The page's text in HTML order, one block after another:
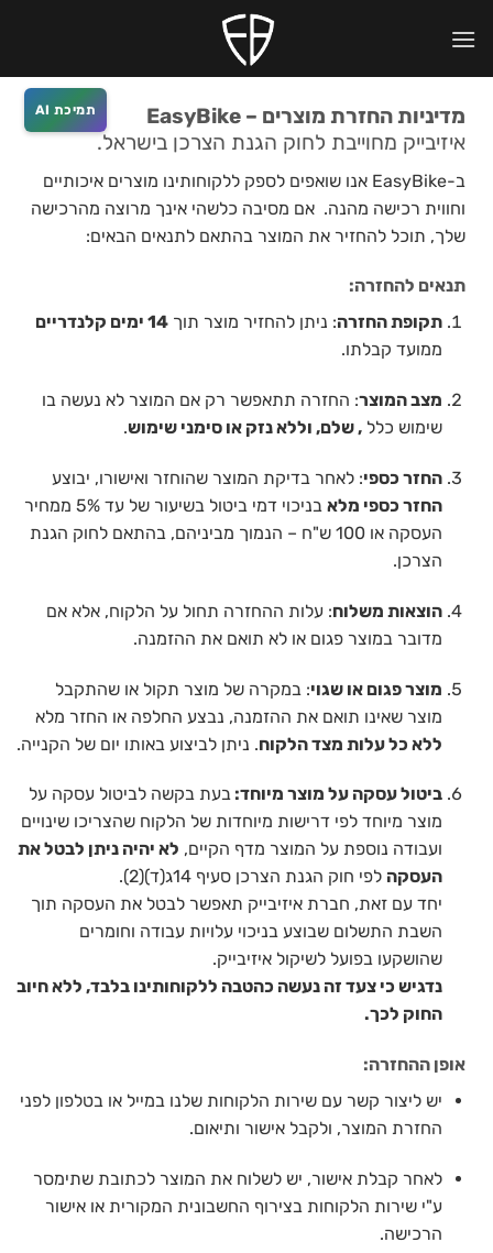
מדיניות החזרת מוצרים – EasyBike
איזיבייק מחוייבת לחוק הגנת הצרכן בישראל.
ב-EasyBike אנו שואפים לספק ללקוחותינו מוצרים איכותיים
וחווית רכישה מהנה. אם מסיבה כלשהי אינך מרוצה מהרכישה
שלך, תוכל להחזיר את המוצר בהתאם לתנאים הבאים:
תנאים להחזרה:
תקופת החזרה: ניתן להחזיר מוצר תוך 14 ימים קלנדריים
ממועד קבלתו.
מצב המוצר: החזרה תתאפשר רק אם המוצר לא נעשה בו
שימוש כלל , שלם, וללא נזק או סימני שימוש.
החזר כספי: לאחר בדיקת המוצר שהוחזר ואישורו, יבוצע
החזר כספי מלא
בניכוי דמי ביטול בשיעור של עד 5% ממחיר
העסקה או 100 ש"ח – הנמוך מביניהם, בהתאם לחוק הגנת
הצרכן.
הוצאות משלוח: עלות ההחזרה תחול על הלקוח, אלא אם
מדובר במוצר פגום או לא תואם את ההזמנה.
מוצר פגום או שגוי: במקרה של מוצר תקול או שהתקבל
מוצר שאינו תואם את ההזמנה, נבצע החלפה או החזר מלא
ללא כל עלות מצד הלקוח. ניתן לביצוע באותו יום של הקנייה.
ביטול עסקה על מוצר מיוחד: בעת בקשה לביטול עסקה על
מוצר מיוחד לפי דרישות מיוחדות של הלקוח שהצריכו שינויים
ועבודה נוספת על המוצר מדף הקיים, לא יהיה ניתן לבטל את
העסקה לפי חוק הגנת הצרכן סעיף 14ג(ד)(2).
יחד עם זאת, חברת איזיבייק תאפשר לבטל את העסקה תוך
השבת התשלום שבוצע בניכוי עלויות עבודה וחומרים
שהושקעו בפועל לשיקול איזיבייק.
נדגיש כי צעד זה נעשה כהטבה ללקוחותינו בלבד, ללא חיוב
החוק לכך.
אופן ההחזרה:
יש ליצור קשר עם שירות הלקוחות שלנו במייל או בטלפון לפני
החזרת המוצר, ולקבל אישור ותיאום.
לאחר קבלת אישור, יש לשלוח את המוצר לכתובת שתימסר
ע"י שירות הלקוחות בצירוף החשבונית המקורית או אישור
הרכישה.
תמיכת AI